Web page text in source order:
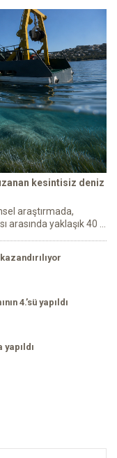
kesintisiz deniz
araştırmada,
arasında yaklaşık 40 ...
4.’sü yapıldı